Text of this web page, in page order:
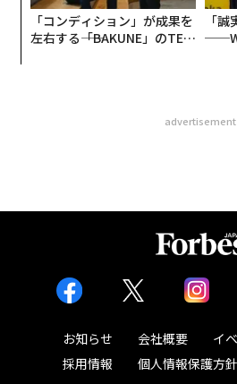
「コンディション」が成果を
左右する――「BAKUNE」のTEN
「
advertisement
お知らせ 会社概要 イ
採用情報
個人情報保護方針